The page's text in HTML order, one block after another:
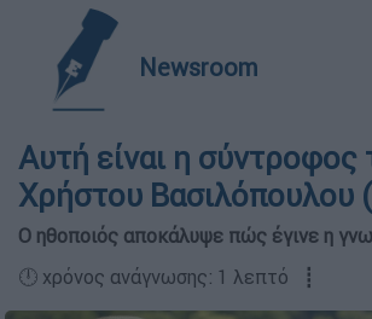
Newsroom
Αυτή είναι η σύντροφος
Χρήστου Βασιλόπουλου
Ο ηθοποιός αποκάλυψε πώς έγινε η
🕛 χρόνος ανάγνωσης: 1 λεπτό ┋